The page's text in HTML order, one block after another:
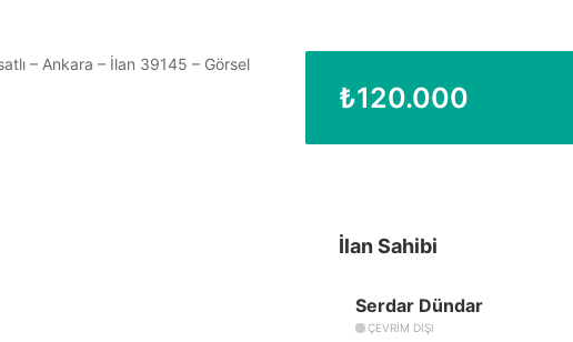
₺120.000
İlan Sahibi
Serdar Dündar
ÇEVRIM DIŞI